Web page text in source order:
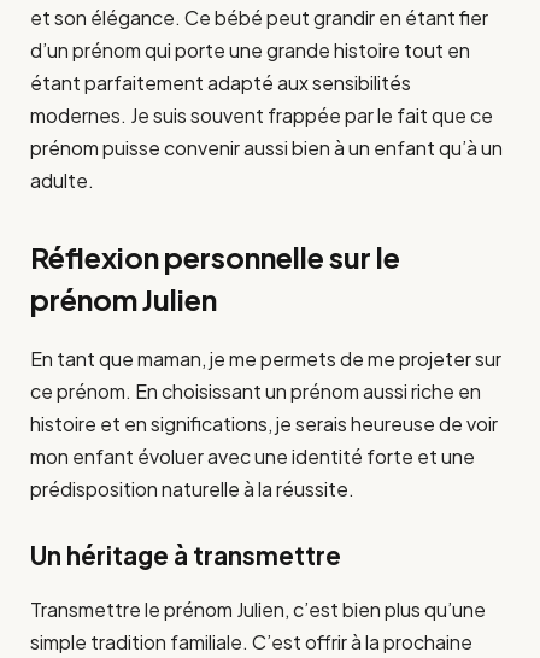
et son élégance. Ce bébé peut grandir en étant fier
d’un prénom qui porte une grande histoire tout en
étant parfaitement adapté aux sensibilités
modernes. Je suis souvent frappée par le fait que ce
prénom puisse convenir aussi bien à un enfant qu’à un
adulte.
Réflexion personnelle sur le
prénom Julien
En tant que maman, je me permets de me projeter sur
ce prénom. En choisissant un prénom aussi riche en
histoire et en significations, je serais heureuse de voir
mon enfant évoluer avec une identité forte et une
prédisposition naturelle à la réussite.
Un héritage à transmettre
Transmettre le prénom Julien, c’est bien plus qu’une
simple tradition familiale. C’est offrir à la prochaine